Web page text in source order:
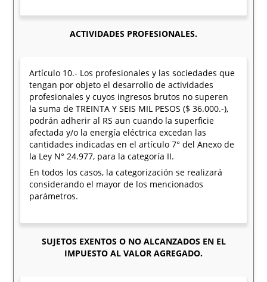
ACTIVIDADES PROFESIONALES.
Artículo 10.- Los profesionales y las sociedades que
tengan por objeto el desarrollo de actividades
profesionales y cuyos ingresos brutos no superen
la suma de TREINTA Y SEIS MIL PESOS ($ 36.000.-),
podrán adherir al RS aun cuando la superficie
afectada y/o la energía eléctrica excedan las
cantidades indicadas en el artículo 7° del Anexo de
la Ley N° 24.977, para la categoría II.
En todos los casos, la categorización se realizará
considerando el mayor de los mencionados
parámetros.
SUJETOS EXENTOS O NO ALCANZADOS EN EL
IMPUESTO AL VALOR AGREGADO.